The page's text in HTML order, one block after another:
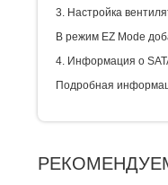
3. Настройка
В режим EZ Mode
4. Информация о
Подробная